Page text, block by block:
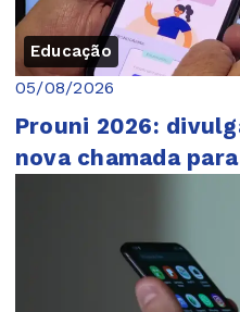
Educação
05/08/2026
Prouni 2026:
nova chamada